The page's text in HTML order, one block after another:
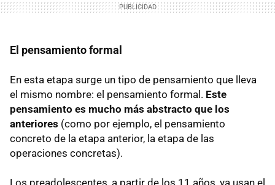
El pensamiento formal
En esta etapa surge un tipo de pensamiento que lleva
el mismo nombre: el pensamiento formal. Este
pensamiento es mucho más abstracto que los
anteriores (como por ejemplo, el pensamiento
concreto de la etapa anterior, la etapa de las
operaciones concretas).
Los preadolescentes, a partir de los 11 años, ya usan el